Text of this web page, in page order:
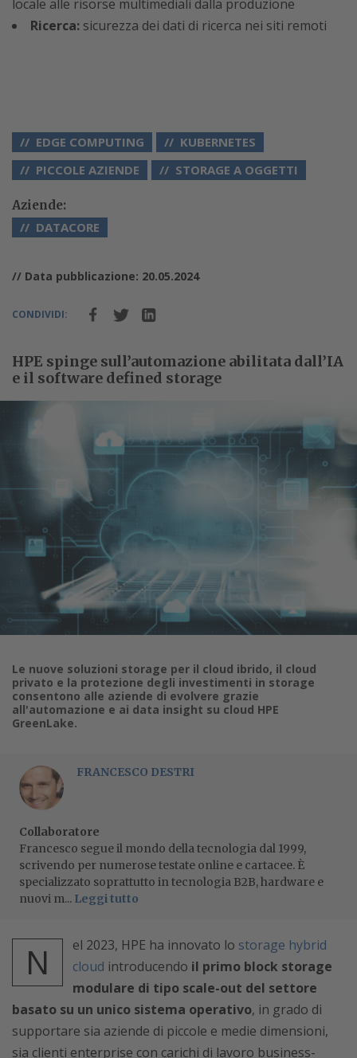
locale alle risorse multimediali dalla produzione
Ricerca: sicurezza dei dati di ricerca nei siti remoti
EDGE COMPUTING
KUBERNETES
PICCOLE AZIENDE
STORAGE A OGGETTI
Aziende:
DATACORE
// Data pubblicazione: 20.05.2024
CONDIVIDI:
HPE spinge sull’automazione abilitata dall’IA
e il software defined storage
Le nuove soluzioni storage per il cloud ibrido, il cloud
privato e la protezione degli investimenti in storage
consentono alle aziende di evolvere grazie
all'automazione e ai data insight su cloud HPE
GreenLake.
FRANCESCO DESTRI
Collaboratore
Francesco segue il mondo della tecnologia dal 1999,
scrivendo per numerose testate online e cartacee. È
specializzato soprattutto in tecnologia B2B, hardware e
nuovi m... Leggi tutto
N el 2023, HPE ha innovato lo storage hybrid
cloud introducendo il primo block storage
modulare di tipo scale-out del settore
basato su un unico sistema operativo, in grado di
supportare sia aziende di piccole e medie dimensioni,
sia clienti enterprise con carichi di lavoro business-